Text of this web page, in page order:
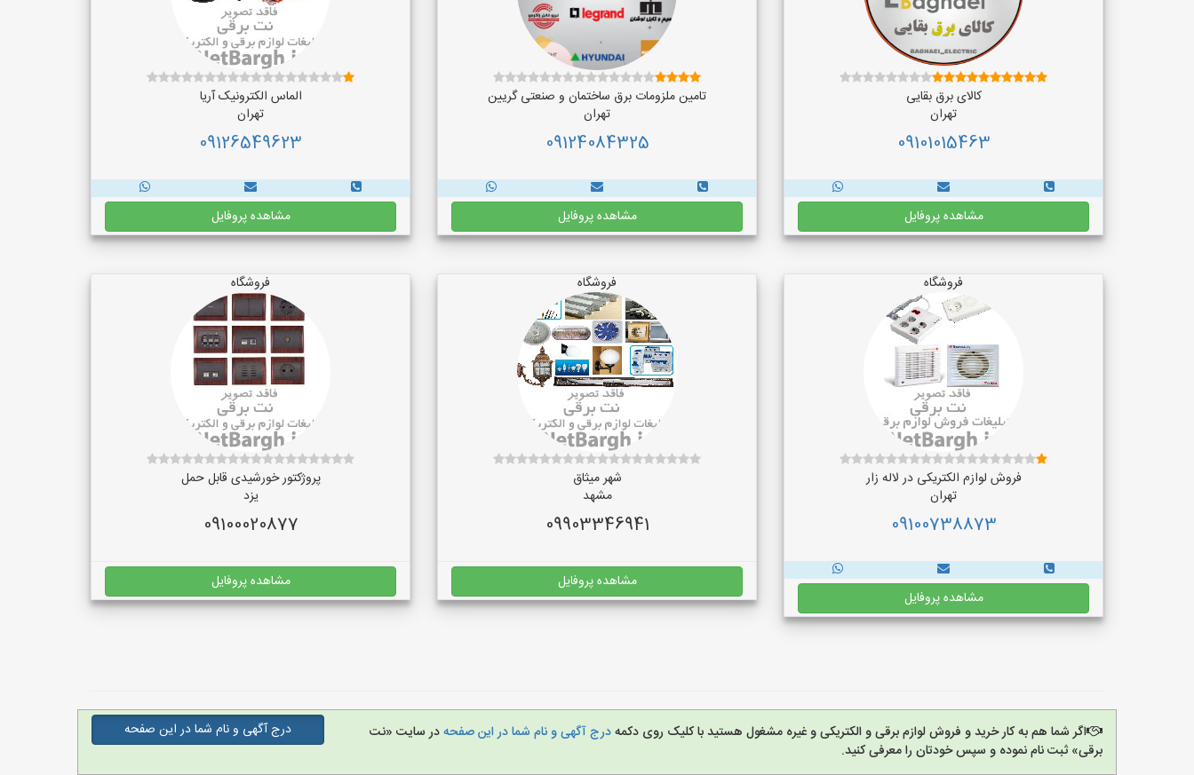
کالای برق بقایی
تهران
09101015463
مشاهده پروفایل
تامین ملزومات برق ساختمان و صنعتی گریین
تهران
09124084325
مشاهده پروفایل
الماس الکترونیک آریا
تهران
09126549623
مشاهده پروفایل
فروشگاه
فروش لوازم الکتریکی در لاله زار
تهران
09100738873
مشاهده پروفایل
فروشگاه
شهر میثاق
مشهد
09903346941
مشاهده پروفایل
فروشگاه
پروژکتور خورشیدی قابل حمل
یزد
09100020877
مشاهده پروفایل
اگر شما هم به کار خرید و فروش لوازم برقی و الکتریکی و غیره مشغول هستید با کلیک روی دکمهدرج آگهی و نام شما در این صفحهدر سایت «نت
برقی» ثبت نام نموده و سپس خودتان را معرفی کنید.
درج آگهی و نام شما در این صفحه